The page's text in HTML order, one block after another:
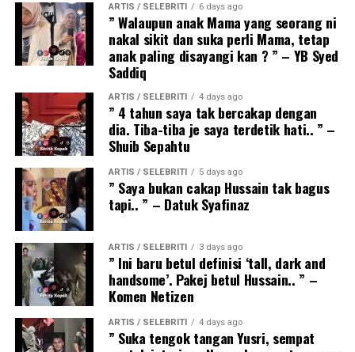
ARTIS / SELEBRITI 6 days ago
” Walaupun anak Mama yang seorang ni
nakal sikit dan suka perli Mama, tetap
anak paling disayangi kan ? ” – YB Syed
Saddiq
ARTIS / SELEBRITI 4 days ago
” 4 tahun saya tak bercakap dengan
dia. Tiba-tiba je saya terdetik hati.. ” –
Shuib Sepahtu
ARTIS / SELEBRITI 5 days ago
” Saya bukan cakap Hussain tak bagus
tapi.. ” – Datuk Syafinaz
ARTIS / SELEBRITI 3 days ago
” Ini baru betul definisi ‘tall, dark and
handsome’. Pakej betul Hussain.. ” –
Komen Netizen
ARTIS / SELEBRITI 4 days ago
” Suka tengok tangan Yusri, sempat